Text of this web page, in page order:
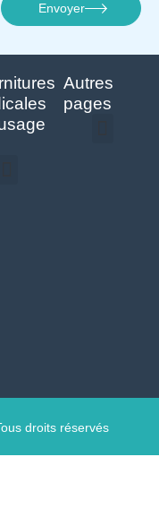
Envoyer
Autres
pages
droits réservés